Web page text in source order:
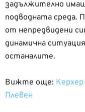
задължително
подводната среда.
от непредвидени
динамична
останалите.
Вижте още:
Плевен